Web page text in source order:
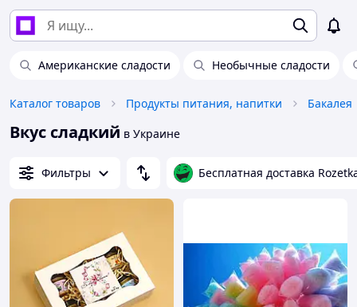
Американские сладости Необычные сладости
Каталог товаров Продукты питания, напитки Бакалея
Вкус сладкий в Украине
Фильтры Бесплатная доставка